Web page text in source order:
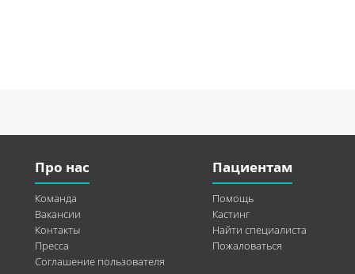
Про нас
Команда
Вакансии
Контакты
Пресса
Соглашение пользователя
Пациентам
Помощь
Кастинг
Найти специалиста
Пожаловаться